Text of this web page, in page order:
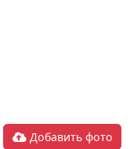
Добавить фото